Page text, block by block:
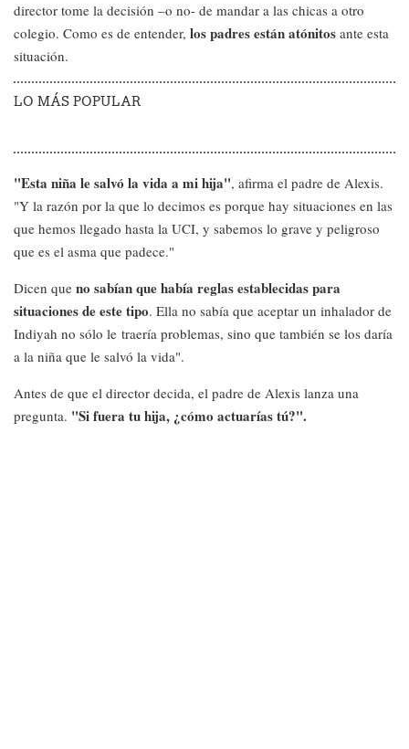
director tome la decisión –o no- de mandar a las chicas a otro
colegio. Como es de entender, los padres están atónitos ante esta
situación.
LO MÁS POPULAR
"Esta niña le salvó la vida a mi hija", afirma el padre de Alexis.
"Y la razón por la que lo decimos es porque hay situaciones en las
que hemos llegado hasta la UCI, y sabemos lo grave y peligroso
que es el asma que padece."
Dicen que no sabían que había reglas establecidas para
situaciones de este tipo. Ella no sabía que aceptar un inhalador de
Indiyah no sólo le traería problemas, sino que también se los daría
a la niña que le salvó la vida".
Antes de que el director decida, el padre de Alexis lanza una
pregunta. "Si fuera tu hija, ¿cómo actuarías tú?".